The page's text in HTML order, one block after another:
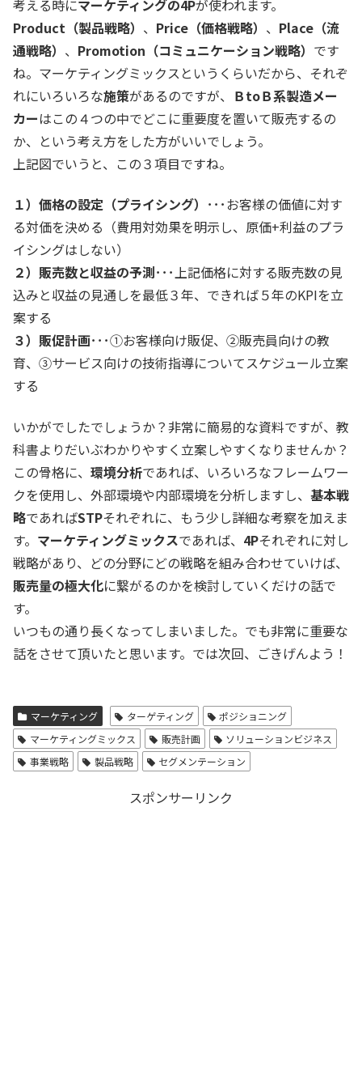
考える時にマーケティングの4Pが使われます。
Product（製品戦略） 、 Price（価格戦略） 、 Place（流
通戦略） 、 Promotion（コミュニケーション戦略） です
ね。マーケティングミックスというくらいだから、それぞ
れにいろいろな施策があるのですが、 ＢtoＢ系製造メー
カーはこの４つの中でどこに重要度を置いて販売するの
か、という考え方をした方がいいでしょう。
上記図でいうと、この３項目ですね。
１）価格の設定（プライシング） ･･･お客様の価値に対す
る対価を決める（費用対効果を明示し、原価+利益のプラ
イシングはしない）
２）販売数と収益の予測･･･上記価格に対する販売数の見
込みと収益の見通しを最低３年、できれば５年のKPIを立
案する
３）販促計画･･･①お客様向け販促、②販売員向けの教
育、③サービス向けの技術指導についてスケジュール立案
する
いかがでしたでしょうか？非常に簡易的な資料ですが、教
科書よりだいぶわかりやすく立案しやすくなりませんか？
この骨格に、 環境分析であれば、いろいろなフレームワー
クを使用し、外部環境や内部環境を分析しますし、 基本戦
略であればSTPそれぞれに、もう少し詳細な考察を加えま
す。 マーケティングミックスであれば、 4Pそれぞれに対し
戦略があり、どの分野にどの戦略を組み合わせていけば、
販売量の極大化に繋がるのかを検討していくだけの話で
す。
いつもの通り長くなってしまいました。でも非常に重要な
話をさせて頂いたと思います。では次回、ごきげんよう！
マーケティング ターゲティング
ポジショニング
マーケティングミックス
販売計画
ソリューションビジネス
事業戦略
製品戦略 セグメンテーション
スポンサーリンク